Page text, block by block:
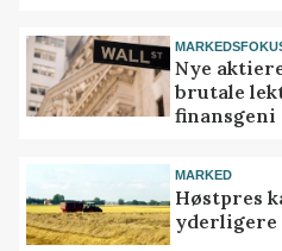
Nye
brutale
finansgeni
MARKED
Høstpres
yderligere